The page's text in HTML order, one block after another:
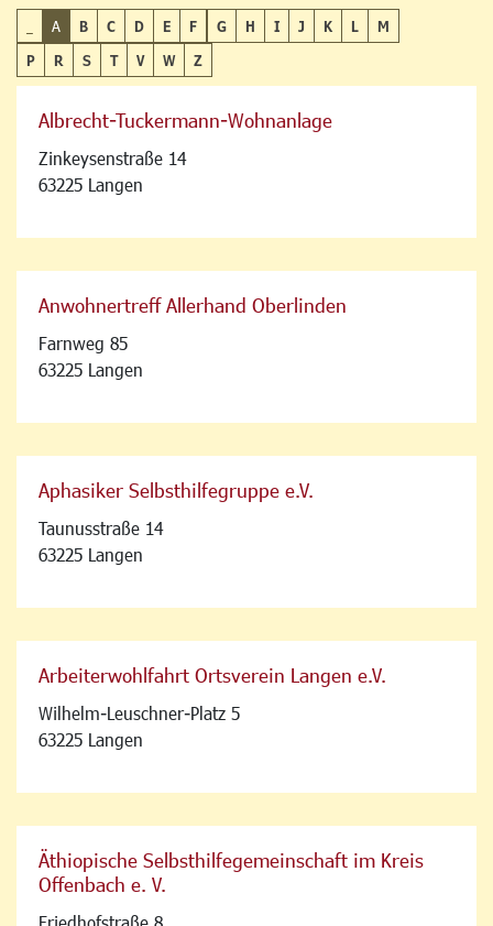
A B C D E F G H I J K L
M
P
R S T V W Z
Albrecht-Tuckermann-Wohnanlage
Zinkeysenstraße 14
63225 Langen
Anwohnertreff Allerhand Oberlinden
Farnweg 85
63225 Langen
Aphasiker Selbsthilfegruppe e.V.
Taunusstraße 14
63225 Langen
Arbeiterwohlfahrt Ortsverein Langen e.V.
Wilhelm-Leuschner-Platz 5
63225 Langen
Äthiopische Selbsthilfegemeinschaft im Kreis
Offenbach e. V.